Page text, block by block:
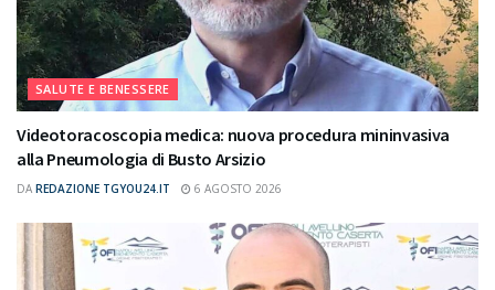
SALUTE E BENESSERE
Videotoracoscopia medica: nuova procedura mininvasiva
alla Pneumologia di Busto Arsizio
DA REDAZIONE TGYOU24.IT 6 AGOSTO 2026